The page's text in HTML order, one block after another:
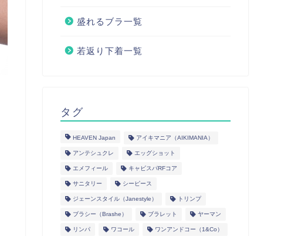
盛れるブラ一覧
若返り下着一覧
タグ
HEAVEN Japan アイキマニア（AIKIMANIA）
アンテシュクレ エッグショット
エメフィール キャビスパRFコア
サニタリー シーピース
ジェーンスタイル（Janestyle） トリンプ
ブラシー（Brashe） ブラレット ヤーマン
リンパ ワコール ワンアンドコー（1&Co）